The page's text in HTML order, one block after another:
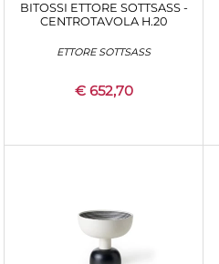
BITOSSI ETTORE SOTTSASS -
CENTROTAVOLA H.20
ETTORE SOTTSASS
€ 652,70